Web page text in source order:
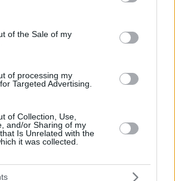
to Google and its third-party tags to
specified purposes in below Google
of the Sale of my
of processing my
Targeted Advertising.
of Collection, Use,
and/or Sharing of my
Is Unrelated with the
it was collected.
στον Λίβανο, καταγγέλλουν
και αστυνομικών έξω
και Πακιστάν ετοιμάζονται
πολιτείας του Μεξικού
43 φοιτητών το 2014